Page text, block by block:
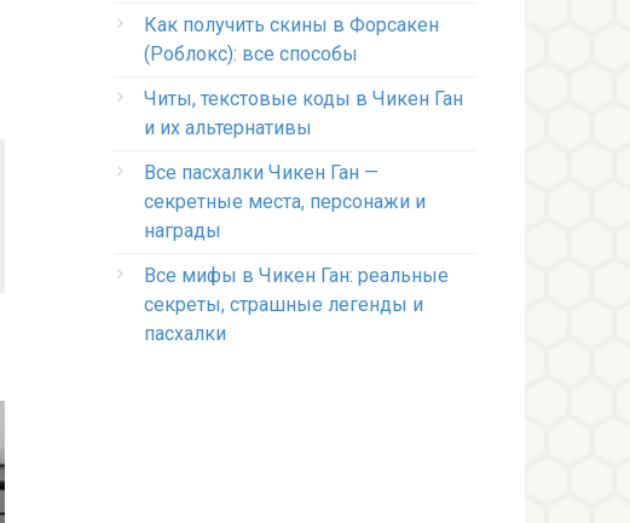
Как получить скины в Форсакен
(Роблокс): все способы
Читы, текстовые коды в Чикен Ган
и их альтернативы
Все пасхалки Чикен Ган —
секретные места, персонажи и
награды
Все мифы в Чикен Ган: реальные
секреты, страшные легенды и
пасхалки